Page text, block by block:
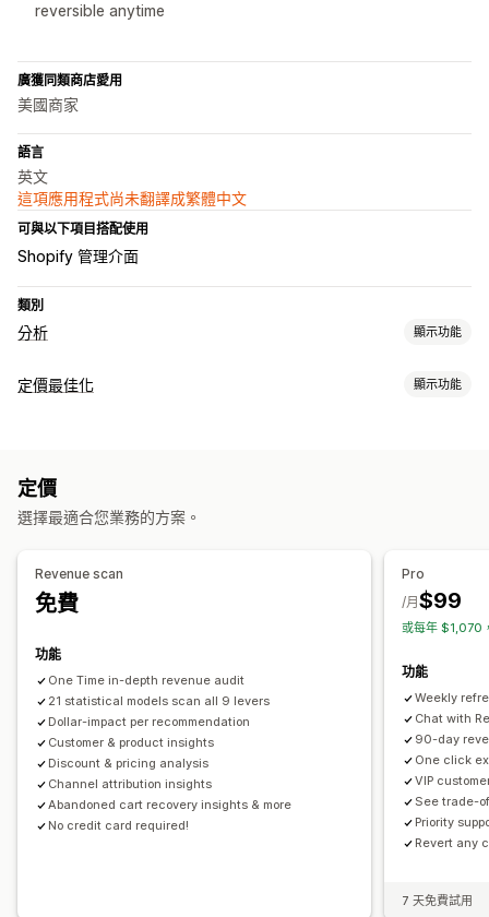
reversible anytime
廣獲同類商店愛用
美國商家
語言
英文
這項應用程式尚未翻譯成繁體中文
可與以下項目搭配使用
Shopify 管理介面
類別
分析 顯示功能
顧客行為
AI 深入分析
視覺化內容和報告
定價最佳化 顯示功能
定價
選擇最適合您業務的方案。
Revenue scan
免費
功能
One Time in-depth revenue audit
21 statistical models scan all 9 levers
Dollar-impact per recommendation
Customer & product insights
Discount & pricing analysis
Channel attribution insights
Abandoned cart recovery insights & more
No credit card required!
Pro
$99
/月
或每年 $1,070
功能
Weekly
Chat with
90-day
One click
VIP
See trade-
Priority
Revert any
7 天免費試用